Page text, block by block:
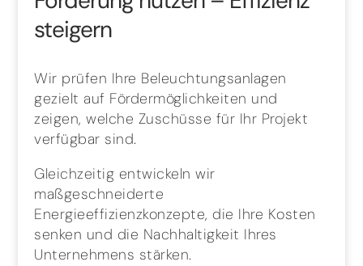
steigern
Wir prüfen Ihre Beleuchtungsanlagen
gezielt auf Fördermöglichkeiten und
zeigen, welche Zuschüsse für Ihr Projekt
verfügbar sind.
Gleichzeitig entwickeln wir
maßgeschneiderte
Energieeffizienzkonzepte, die Ihre Kosten
senken und die Nachhaltigkeit Ihres
Unternehmens stärken.